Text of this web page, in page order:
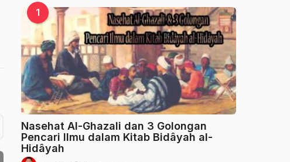
1
Nasehat Al-Ghazali dan 3 Golongan
Pencari Ilmu dalam Kitab Bidâyah al-
Hidâyah